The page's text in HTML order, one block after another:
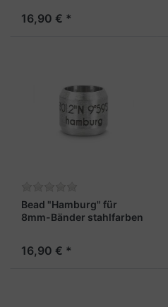
16,90 € *
Bead "Hamburg" für
8mm-Bänder stahlfarben
16,90 € *